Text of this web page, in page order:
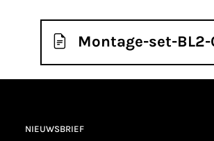
Montage-set-BL2-
NIEUWSBRIEF